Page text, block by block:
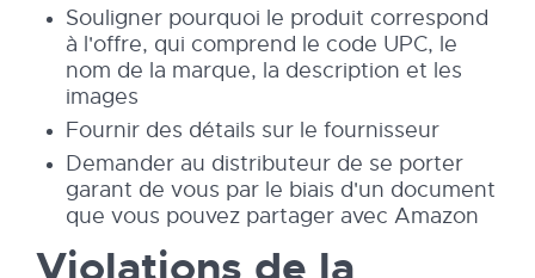
Souligner pourquoi le produit correspond
à l'offre, qui comprend le code UPC, le
nom de la marque, la description et les
images
Fournir des détails sur le fournisseur
Demander au distributeur de se porter
garant de vous par le biais d'un document
que vous pouvez partager avec Amazon